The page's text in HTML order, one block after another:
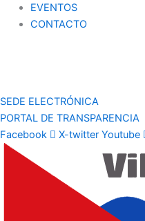
EVENTOS
CONTACTO
SEDE ELECTRÓNICA
PORTAL DE TRANSPARENCIA
Facebook
X-twitter Youtube